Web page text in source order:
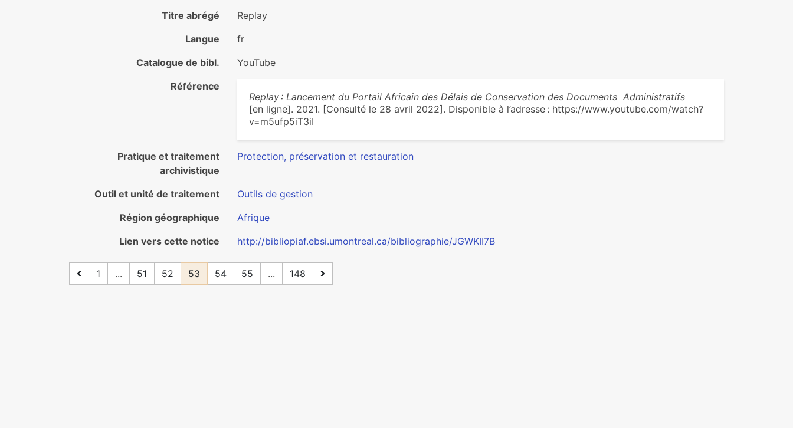
Titre abrégé
Replay
Langue
fr
Catalogue de bibl.
YouTube
Référence
Replay : Lancement du Portail Africain des Délais de Conservation des Documents Administratifs
[en ligne]. 2021. [Consulté le 28 avril 2022]. Disponible à l’adresse : https://www.youtube.com/watch?
v=m5ufp5iT3iI
Pratique et traitement
archivistique
Protection, préservation et restauration
Outil et unité de traitement
Outils de gestion
Région géographique
Afrique
Lien vers cette notice
http://bibliopiaf.ebsi.umontreal.ca/bibliographie/JGWKII7B
1 ... 51 52 53 54 55 ... 148